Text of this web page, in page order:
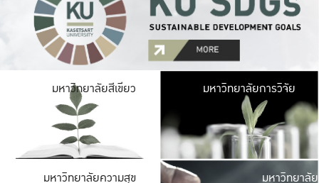
มหาวิทยาลัยสีเขียว มหาวิ
มีพื้นที่เขียวสดใส
เป็นป่าในเมือง เกษต
มหาวิทยาลัยการวิจัย
มหาวิทยาลัยความสุข มหาวิ
มหาวิทยาลัย